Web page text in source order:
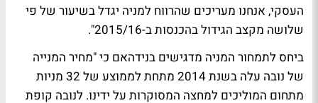
העסקי, אנחנו מעריכים שהרווח למניה יגדל בשיעור של פי
שלושה מקצב הגידול בהכנסות ב-2015/16".
ביחס לתמחור המניה מדגישים בנידהאם כי "מחיר המנייה
של נובה עלה בשנת 2014 מתחת לממוצע של 32 מניות
מתחום המוליכים למחצה המסוקרות על ידינו. לנובה קופת